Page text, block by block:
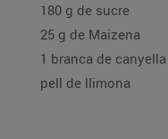
180 g de sucre
25 g de Maizena
1 branca de canyella
pell de llimona